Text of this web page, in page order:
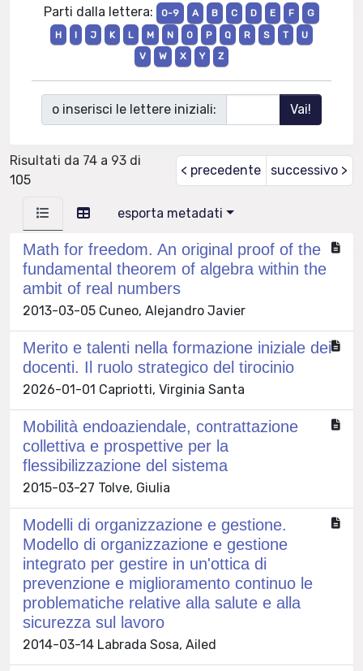
Parti dalla lettera: 0-9 A B C D E F
G
H
I J K L M N O P Q R S T
U
V
W X Y Z
o inserisci le lettere iniziali:
Risultati da 74 a 93 di
105
< precedente successivo >
esporta metadati
Math for freedom. An original proof of the
fundamental theorem of algebra within the
ambit of real numbers
2013-03-05 Cuneo, Alejandro Javier
Merito e talenti nella formazione iniziale dei
docenti. Il ruolo strategico del tirocinio
2026-01-01 Capriotti, Virginia Santa
Mobilità endoaziendale, contrattazione
collettiva e prospettive per la
flessibilizzazione del sistema
2015-03-27 Tolve, Giulia
Modelli di organizzazione e gestione.
Modello di organizzazione e gestione
integrato per gestire in un'ottica di
prevenzione e miglioramento continuo le
problematiche relative alla salute e alla
sicurezza sul lavoro
2014-03-14 Labrada Sosa, Ailed